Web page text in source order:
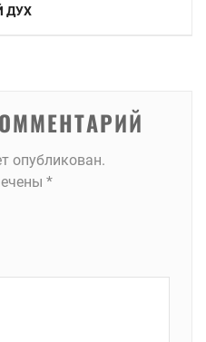
ДУХ
опубликован.
*